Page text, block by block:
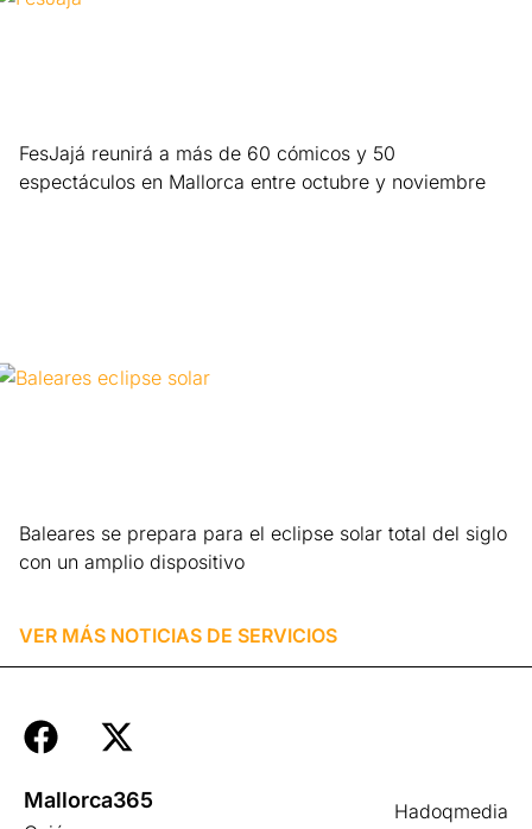
FesJajá reunirá a más de 60 cómicos y 50
espectáculos en Mallorca entre octubre y noviembre
Baleares se prepara para el eclipse solar total del siglo
con un amplio dispositivo
VER MÁS NOTICIAS DE SERVICIOS
Hadoqmedia
Mallorca365